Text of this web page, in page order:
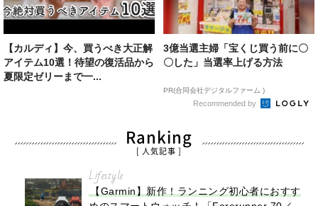
【カルディ】今、買うべき大正解
アイテム10選！待望の復活品から
夏限定ゼリーまで一...
3億当選主婦「宝くじ買う前に〇
〇した」当選率上げる方法
PR(合同会社デジタルファーム )
Recommended by
Ranking
[ 人気記事 ]
Lifestyle
【Garmin】新作！ランニング初心者におすす